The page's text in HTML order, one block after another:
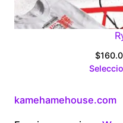
$
kamehamehouse.com